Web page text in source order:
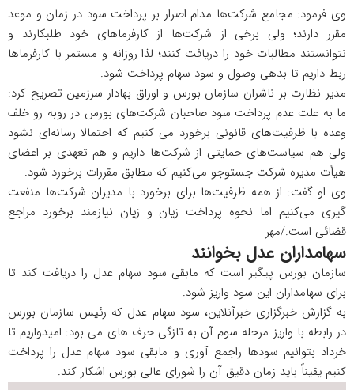
وی فرمود: مجامع شرکت‌ها مدام اصرار بر پرداخت سود در زمان و موعد
مقرر دارند؛ ولی برخی از شرکت‌ها از کارفرماهای خود طلبکارند و
نتوانستند مطالبات خود را دریافت کنند؛ لذا روزانه و مستمر با کارفرماها
ربط داریم تا بدهی وصول و سود سهام پرداخت شود.
مدیر نظارت بر ناشران سازمان بورس و اوراق بهادار سرزمین تصریح کرد:
ما به علت عدم پرداخت سود صاحبان شرکت‌های بورس در روبه رو خلف
وعده با ظرفیت‌های قانونی برخورد می کنیم که احتمالا رسانه‌ای نشود
ولی هم سیاست‌های حمایتی از شرکت‌ها داریم و هم تعهدی بر اعضای
هیأت مدیره شرکت جستوجو می‌کنیم که مطابق مقررات برخورد شود.
وی او گفت: از همه ظرفیت‌ها برای برخورد با مدیران شرکت‌ها منفعت
گیری می‌کنیم اما نحوه پرداخت زیان و زیان نیازمند برخورد مراجع
قضائی است./مهر
سهامداران عدل بخوانند
سازمان بورس پیگیر است که مابقی سود سهام عدل را دریافت کند تا
برای سهامداران این سود واریز شود.
به گزارش خبرگزاری خبرآنلاین، سود سهام عدل که رئیس سازمان بورس
در رابطه با واریز مرحله سوم آن به تازگی حرف های می بود: امیدواریم تا
خرداد بتوانیم سودها راجمع آوری و مابقی سود سهام عدل را پرداخت
کنیم یقیناً باید زمان دقیق آن را شورای عالی بورس اشکار کند.